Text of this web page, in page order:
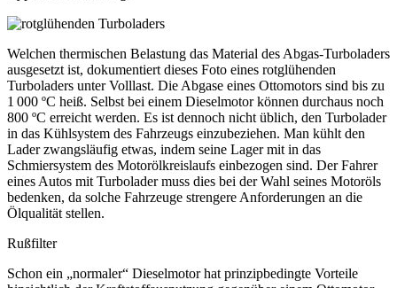
Welchen thermischen Belastung das Material des Abgas-Turboladers
ausgesetzt ist, dokumentiert dieses Foto eines rotglühenden
Turboladers unter Volllast. Die Abgase eines Ottomotors sind bis zu
1 000 ºC heiß. Selbst bei einem Dieselmotor können durchaus noch
800 ºC erreicht werden. Es ist dennoch nicht üblich, den Turbolader
in das Kühlsystem des Fahrzeugs einzubeziehen. Man kühlt den
Lader zwangsläufig etwas, indem seine Lager mit in das
Schmiersystem des Motorölkreislaufs einbezogen sind. Der Fahrer
eines Autos mit Turbolader muss dies bei der Wahl seines Motoröls
bedenken, da solche Fahrzeuge strengere Anforderungen an die
Ölqualität stellen.
Rußfilter
Schon ein „normaler“ Dieselmotor hat prinzipbedingte Vorteile